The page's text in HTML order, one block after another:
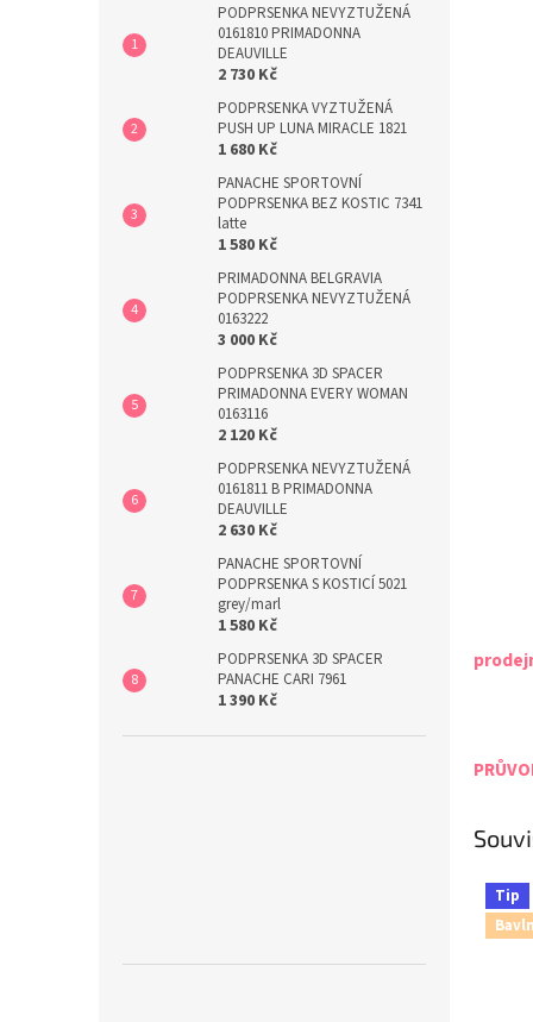
PODPRSENKA NEVYZTUŽENÁ
0161810 PRIMADONNA
DEAUVILLE
2 730 Kč
PODPRSENKA VYZTUŽENÁ
PUSH UP LUNA MIRACLE 1821
1 680 Kč
PANACHE SPORTOVNÍ
PODPRSENKA BEZ KOSTIC 7341
latte
1 580 Kč
PRIMADONNA BELGRAVIA
PODPRSENKA NEVYZTUŽENÁ
0163222
3 000 Kč
PODPRSENKA 3D SPACER
PRIMADONNA EVERY WOMAN
0163116
2 120 Kč
PODPRSENKA NEVYZTUŽENÁ
0161811 B PRIMADONNA
DEAUVILLE
2 630 Kč
PANACHE SPORTOVNÍ
PODPRSENKA S KOSTICÍ 5021
grey/marl
1 580 Kč
PODPRSENKA 3D SPACER
PANACHE CARI 7961
1 390 Kč
Tip